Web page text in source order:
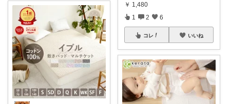
￥ 1,480
1 2 6
コレ いいね